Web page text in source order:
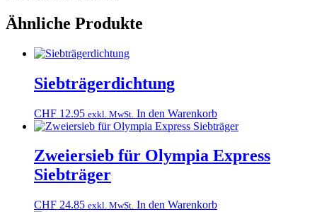
Ähnliche Produkte
Siebträgerdichtung
CHF 12.95 exkl. MwSt. In den Warenkorb
Zweiersieb für Olympia Express
Siebträger
CHF 24.85 exkl. MwSt. In den Warenkorb